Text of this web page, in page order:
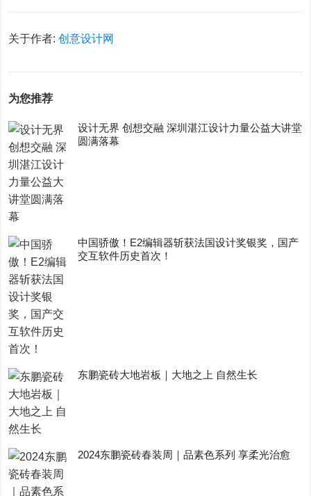
关于作者:创意设计网
为您推荐
设计无界 创想交融 深圳湛江设计力量公益大讲堂
圆满落幕
中国骄傲！E2编辑器斩获法国设计奖银奖，国产
交互软件历史首次！
东鹏瓷砖大地岩板｜大地之上 自然生长
2024东鹏瓷砖春装周｜品素色系列 享柔光治愈